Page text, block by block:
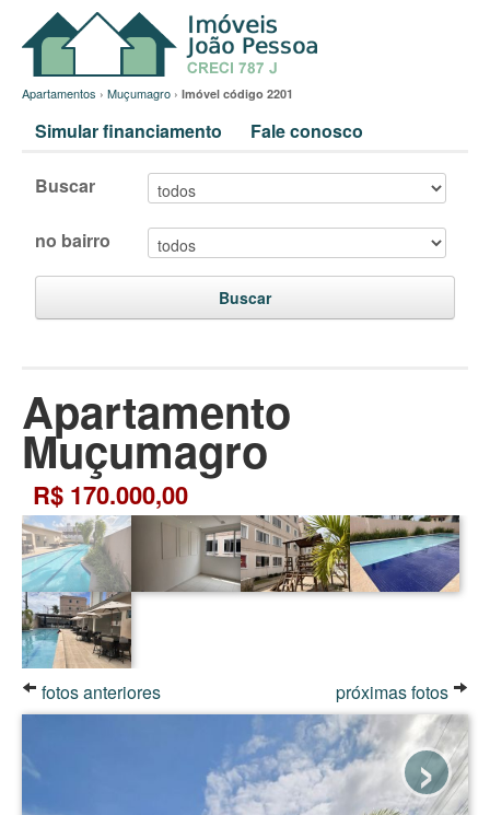
Apartamentos › Muçumagro › Imóvel código 2201
Simular financiamento Fale conosco
Buscar
no bairro
Buscar
Apartamento
Muçumagro
R$ 170.000,00
fotos anteriores próximas fotos
›